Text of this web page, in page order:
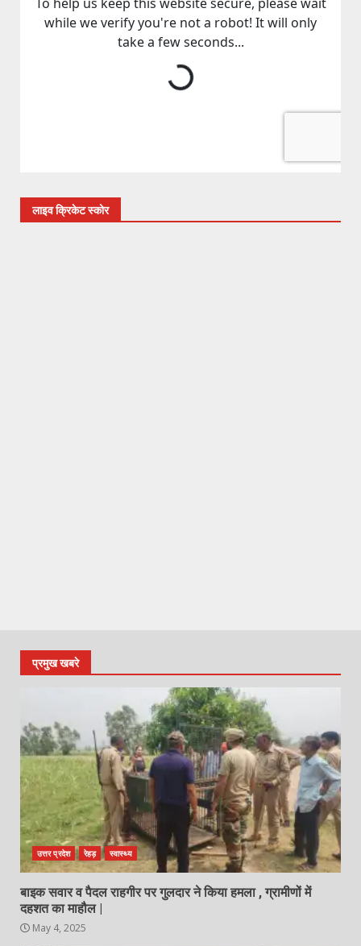
लाइव क्रिकेट स्कोर
प्रमुख खबरे
उत्तर प्रदेश रेहड़ स्वास्थ्य
बाइक सवार व पैदल राहगीर पर गुलदार ने किया हमला , ग्रामीणों में
दहशत का माहौल |
May 4, 2025